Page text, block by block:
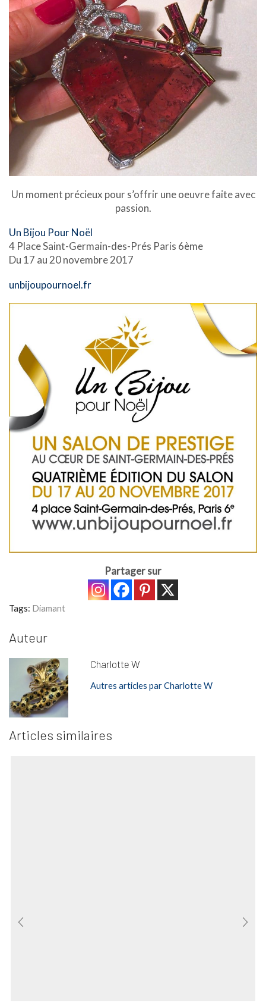
Un moment précieux pour s’offrir une oeuvre faite avec
passion.
Un Bijou Pour Noël
4 Place Saint-Germain-des-Prés Paris 6ème
Du 17 au 20 novembre 2017
unbijoupournoel.fr
Partager sur
Tags: Diamant
Auteur
Charlotte W
Autres articles par Charlotte W
Articles similaires